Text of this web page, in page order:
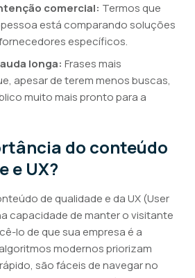
comercial: Termos que
está comparando soluções
específicos.
longa: Frases mais
apesar de terem menos buscas,
muito mais pronto para a
do conteúdo
e UX?
de qualidade e da UX (User
capacidade de manter o visitante
lo de que sua empresa é a
modernos priorizam
são fáceis de navegar no